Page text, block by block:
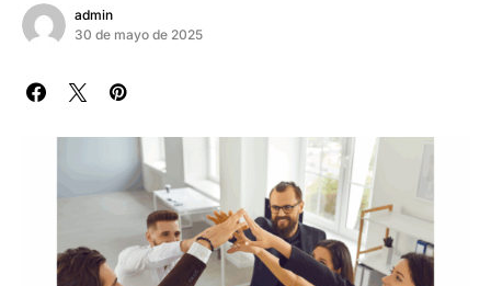
admin
30 de mayo de 2025